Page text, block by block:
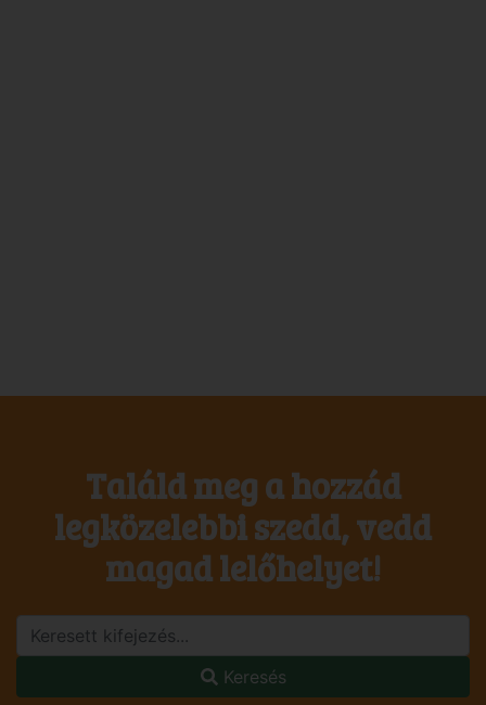
Találd meg a hozzád
legközelebbi szedd, vedd
magad lelőhelyet!
Keresés